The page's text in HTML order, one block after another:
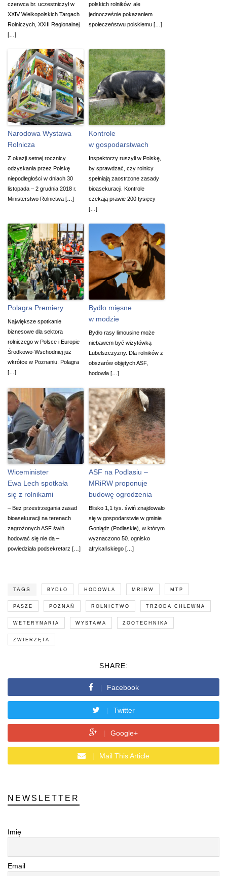
czerwca br. uczestniczył w
XXIV Wielkopolskich Targach
Rolniczych, XXIII Regionalnej
[…]
polskich rolników, ale
jednocześnie pokazaniem
społeczeństwu polskiemu […]
Narodowa Wystawa
Rolnicza
Z okazji setnej rocznicy
odzyskania przez Polskę
niepodległości w dniach 30
listopada – 2 grudnia 2018 r.
Ministerstwo Rolnictwa […]
Kontrole
w gospodarstwach
Inspektorzy ruszyli w Polskę,
by sprawdzać, czy rolnicy
spełniają zaostrzone zasady
bioasekuracji. Kontrole
czekają prawie 200 tysięcy
[…]
Polagra Premiery
Największe spotkanie
biznesowe dla sektora
rolniczego w Polsce i Europie
Środkowo-Wschodniej już
wkrótce w Poznaniu. Polagra
[…]
Bydło mięsne
w modzie
Bydło rasy limousine może
niebawem być wizytówką
Lubelszczyzny. Dla rolników z
obszarów objętych ASF,
hodowla […]
Wiceminister
Ewa Lech spotkała
się z rolnikami
– Bez przestrzegania zasad
bioasekuracji na terenach
zagrożonych ASF świń
hodować się nie da –
powiedziała podsekretarz […]
ASF na Podlasiu –
MRiRW proponuje
budowę ogrodzenia
Blisko 1,1 tys. świń znajdowało
się w gospodarstwie w gminie
Goniądz (Podlaskie), w którym
wyznaczono 50. ognisko
afrykańskiego […]
TAGS BYDŁO HODOWLA MRIRW MTP
PASZE POZNAŃ ROLNICTWO TRZODA CHLEWNA
WETERYNARIA WYSTAWA ZOOTECHNIKA
ZWIERZĘTA
SHARE:
Facebook
Twitter
Google+
Mail This Article
NEWSLETTER
Imię
Email